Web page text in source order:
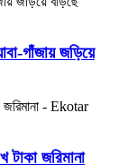
গাঁজায় জড়িয়ে
টাকা জরিমানা